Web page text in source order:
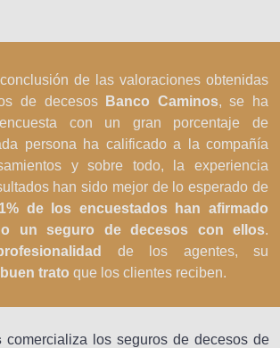
de las valoraciones obtenidas
de decesos
Banco Caminos, se ha
con un gran porcentaje de
persona ha calificado a la compañía
y sobre todo, la experiencia
han sido mejor de lo esperado de
de los encuestados han afirmado
un seguro de decesos con ellos.
de los agentes, su
trato que los clientes reciben.
comercializa los seguros de decesos de